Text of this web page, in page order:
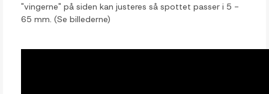
"vingerne" på siden kan justeres så spottet passer i 5 -
65 mm. (Se billederne)